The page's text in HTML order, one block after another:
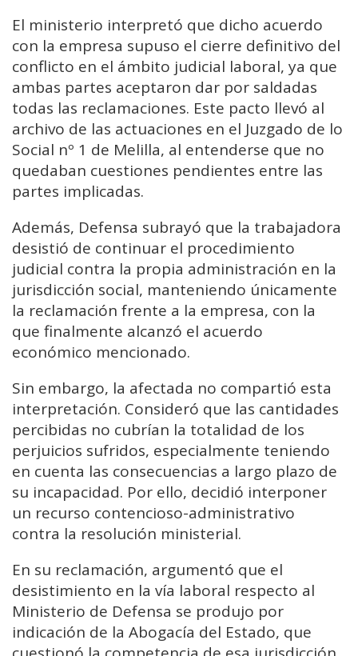
El ministerio interpretó que dicho acuerdo
con la empresa supuso el cierre definitivo del
conflicto en el ámbito judicial laboral, ya que
ambas partes aceptaron dar por saldadas
todas las reclamaciones. Este pacto llevó al
archivo de las actuaciones en el Juzgado de lo
Social nº 1 de Melilla, al entenderse que no
quedaban cuestiones pendientes entre las
partes implicadas.
Además, Defensa subrayó que la trabajadora
desistió de continuar el procedimiento
judicial contra la propia administración en la
jurisdicción social, manteniendo únicamente
la reclamación frente a la empresa, con la
que finalmente alcanzó el acuerdo
económico mencionado.
Sin embargo, la afectada no compartió esta
interpretación. Consideró que las cantidades
percibidas no cubrían la totalidad de los
perjuicios sufridos, especialmente teniendo
en cuenta las consecuencias a largo plazo de
su incapacidad. Por ello, decidió interponer
un recurso contencioso-administrativo
contra la resolución ministerial.
En su reclamación, argumentó que el
desistimiento en la vía laboral respecto al
Ministerio de Defensa se produjo por
indicación de la Abogacía del Estado, que